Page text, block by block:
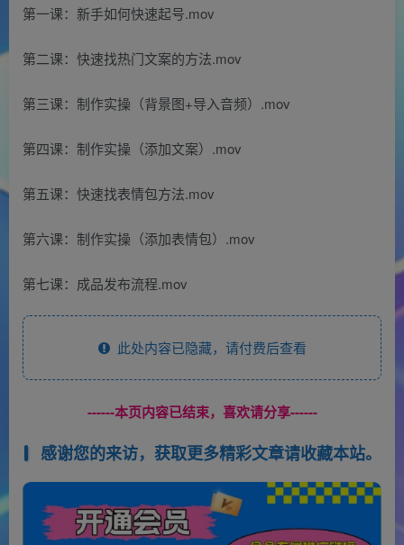
第一课：新手如何快速起号.mov
第二课：快速找热门文案的方法.mov
第三课：制作实操（背景图+导入音频）.mov
第四课：制作实操（添加文案）.mov
第五课：快速找表情包方法.mov
第六课：制作实操（添加表情包）.mov
第七课：成品发布流程.mov
此处内容已隐藏，请付费后查看
------本页内容已结束，喜欢请分享------
感谢您的来访，获取更多精彩文章请收藏本站。